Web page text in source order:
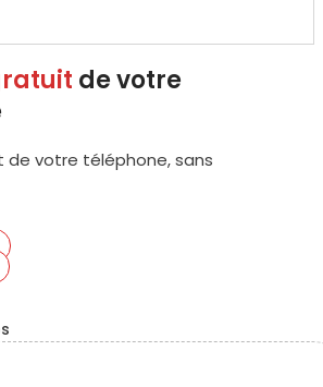
de votre
votre téléphone, sans